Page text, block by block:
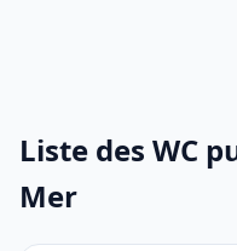
Liste des WC
Mer